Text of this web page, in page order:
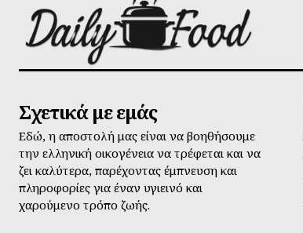
Σχετικά με εμάς
Εδώ, η αποστολή μας είναι να βοηθήσουμε
την ελληνική οικογένεια να τρέφεται και να
ζει καλύτερα, παρέχοντας έμπνευση και
πληροφορίες για έναν υγιεινό και
χαρούμενο τρόπο ζωής.